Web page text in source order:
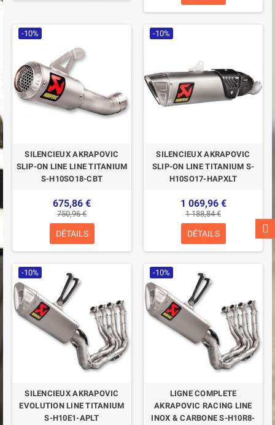
-10%
SILENCIEUX AKRAPOVIC
SLIP-ON LINE LINE TITANIUM
S-H10SO18-CBT
675,86 €
750,96 €
DÉTAILS
-10%
SILENCIEUX AKRAPOVIC
SLIP-ON LINE TITANIUM S-
H10SO17-HAPXLT
1 069,96 €
1 188,84 €
DÉTAILS
-10%
SILENCIEUX AKRAPOVIC
EVOLUTION LINE TITANIUM
S-H10E1-APLT
-10%
LIGNE COMPLETE
AKRAPOVIC RACING LINE
INOX & CARBONE S-H10R8-